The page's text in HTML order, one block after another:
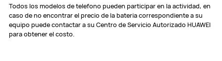
Todos los modelos de telefono pueden participar en la actividad, en
caso de no encontrar el precio de la bateria correspondiente a su
equipo puede contactar a su Centro de Servicio Autorizado HUAWEI
para obtener el costo.